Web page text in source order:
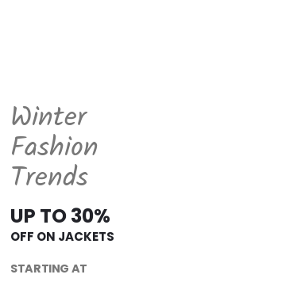
Winter
Fashion
Trends
UP TO 30%
OFF ON JACKETS
STARTING AT